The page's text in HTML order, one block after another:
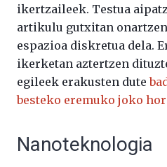
ikertzaileek. Testua
artikulu gutxitan
espazioa diskretua dela.
ikerketan aztertzen
egileek erakusten dute
besteko eremuko joko
Nanoteknologia